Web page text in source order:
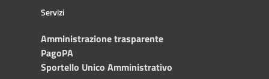
Servizi
Amministrazione trasparente
PagoPA
Sportello Unico Amministrativo